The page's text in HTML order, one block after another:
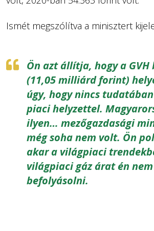
Ismét megszólítva a minisztert
Ön azt állítja, hogy a GVH
(11,05 milliárd forint)
úgy, hogy nincs
piaci helyzettel.
ilyen… mezőgazdasági
még soha nem volt. Ön
akar a világpiaci
világpiaci gáz árat én
befolyásolni.